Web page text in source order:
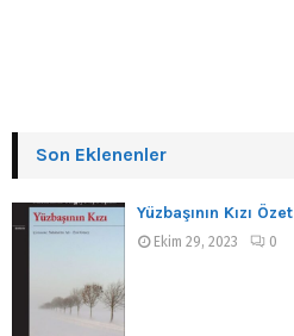
Son Eklenenler
Yüzbaşının Kızı Özet
Ekim 29, 2023 0